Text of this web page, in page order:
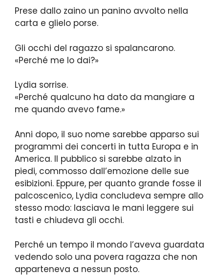
Prese dallo zaino un panino avvolto nella
carta e glielo porse.
Gli occhi del ragazzo si spalancarono.
«Perché me lo dai?»
Lydia sorrise.
«Perché qualcuno ha dato da mangiare a
me quando avevo fame.»
Anni dopo, il suo nome sarebbe apparso sui
programmi dei concerti in tutta Europa e in
America. Il pubblico si sarebbe alzato in
piedi, commosso dall’emozione delle sue
esibizioni. Eppure, per quanto grande fosse il
palcoscenico, Lydia concludeva sempre allo
stesso modo: lasciava le mani leggere sui
tasti e chiudeva gli occhi.
Perché un tempo il mondo l’aveva guardata
vedendo solo una povera ragazza che non
apparteneva a nessun posto.